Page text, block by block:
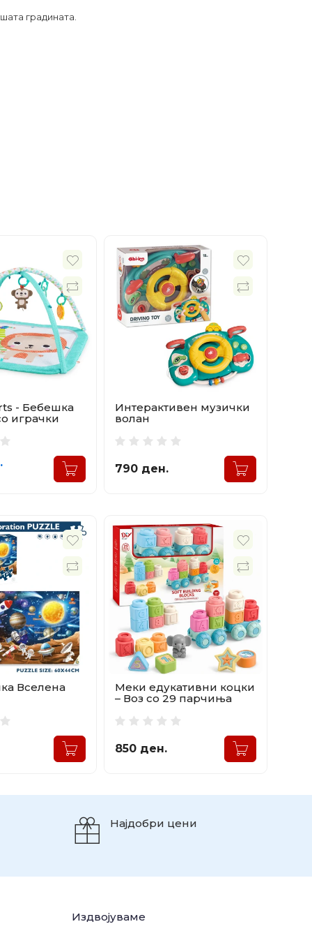
градината.
- Бебешка
играчки
Интерактивен музички
волан
790 ден.
Вселена
Меки едукативни коцки
– Воз со 29 парчиња
850 ден.
Најдобри цени
Издвојуваме